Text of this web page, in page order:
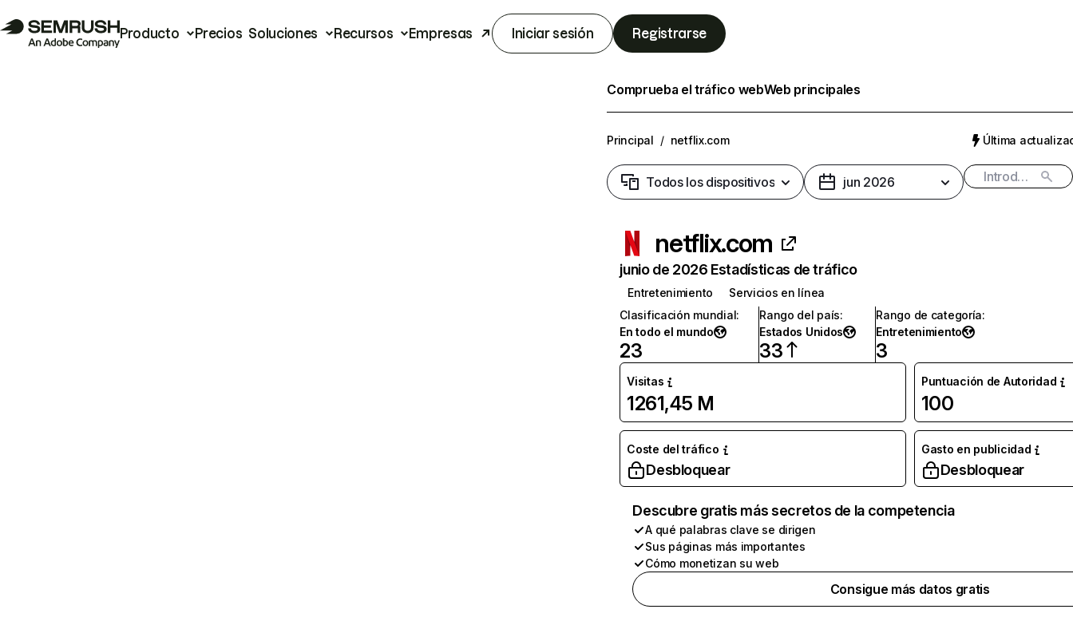
Producto Precios Soluciones Recursos Empresas Iniciar sesión Registrarse
Comprueba el tráfico webWeb principales
Principal / netflix.com Última
Todos los dispositivos jun 2026
netflix.com
junio de 2026 Estadísticas de tráfico
Entretenimiento
Servicios en línea
Clasificación mundial:
En todo el mundo
23
Rango del país:
Estados Unidos
33
Rango de categoría:
Entretenimiento
3
Visitas
1261,45 M
Puntuación de Autoridad
100
Coste del tráfico
Desbloquear
Gasto en publicidad
Desbloquear
Descubre gratis más secretos de la competencia
A qué palabras clave se dirigen
Sus páginas más importantes
Cómo monetizan su web
Consigue más datos gratis